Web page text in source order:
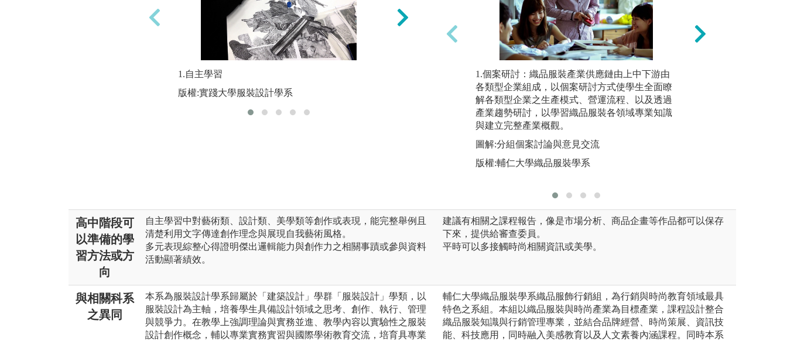
1.自主學習
版權:實踐大學服裝設計學系
2.實務操作
版權:實踐大學服裝設計學系
1.個案研討：織品服裝產業供應鏈由上中下游由
各類型企業組成，以個案研討方式使學生全面瞭
解各類型企業之生產模式、營運流程、以及透過
產業趨勢研討，以學習織品服裝各領域專業知識
與建立完整產業概觀。
圖解:分組個案討論與意見交流
版權:輔仁大學織品服裝學系
高中階段可
以準備的學
習方法或方
向
自主學習中對藝術類、設計類、美學類等創作或表現，能完整舉例且
清楚利用文字傳達創作理念與展現自我藝術風格。
多元表現綜整心得證明傑出邏輯能力與創作力之相關事蹟或參與資料
活動顯著績效。
建議有相關之課程報告，像是市場分析、商品企畫等作品都可以保存
下來，提供給審查委員。
平時可以多接觸時尚相關資訊或美學。
與相關科系
之異同
本系為服裝設計學系歸屬於「建築設計」學群「服裝設計」學類，以
服裝設計為主軸，培養學生具備設計領域之思考、創作、執行、管理
與競爭力。在教學上強調理論與實務並進、教學內容以實驗性之服裝
設計創作概念，輔以專業實務實習與國際學術教育交流，培育具專業
輔仁大學織品服裝學系織品服飾行銷組，為行銷與時尚教育領域最具
特色之系組。本組以織品服裝與時尚產業為目標產業，課程設計整合
織品服裝知識與行銷管理專業，並結合品牌經營、時尚策展、資訊技
能、科技應用，同時融入美感教育以及人文素養內涵課程。同時本系